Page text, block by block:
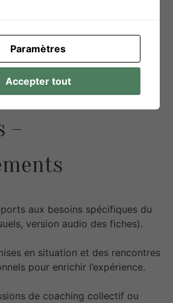
sociale et professionnelle
–
aux besoins spécifiques du
version audio des fiches).
en situation et des rencontres
pour enrichir l’expérience.
de coaching collectif ou
Paramètres
Accepter tout